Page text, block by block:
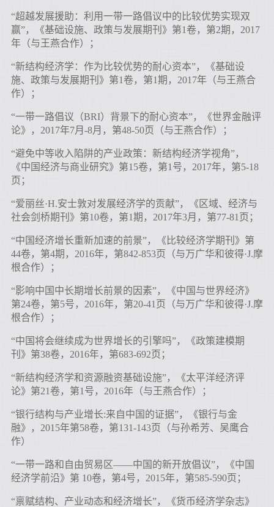
“超越发展援助：利用一带一路倡议中的比较优势实现双
赢”，《基础设施、政策与发展期刊》第1卷，第2期，2017
年（与王燕合作）；
“新结构经济学：作为比较优势的耐心资本”，《基础设
施、政策与发展期刊》第1卷，第1期，2017年（与王燕合
作）；
“一带一路倡议（BRI）背景下的耐心资本”，《世界金融评
论》，2017年7月-8月，第48-50页（与王燕合作）；
“避免中等收入陷阱的产业政策：新结构经济学视角”，
《中国经济与商业研究》第15卷，第1号，2017年，第5-18
页；
“爱丽丝·H.安士敦对发展经济学的贡献”，《区域、经济与
社会剑桥期刊》第10卷，第1期，2017年3月，第77-81页；
“中国经济增长重新加速的前景”，《比较经济学期刊》第
44卷，第4期，2016年，第842-853页（与万广华和彼得·J.摩
根合作）；
“影响中国中长期增长前景的因素”，《中国与世界经济》
第24卷，第5号，2016年，第20-41页（与万广华和彼得·J.摩
根合作）；
“中国将会继续成为世界增长的引擎吗”，《政策建模期
刊》第38卷，2016年，第683-692页；
“新结构经济学和资源融资基础设施”，《太平洋经济评
论》第21卷，第1号，2016年（与王燕合作）；
“银行结构与产业增长:来自中国的证据”，《银行与金
融》，2015年第58卷，第131-143页（与孙希芳、吴鹰合
作）
“一带一路和自由贸易区——中国的新开放倡议”，《中国
经济学前沿》第 10卷，第4号，2015年，第585-590页；
“禀赋结构、产业动态和经济增长”，《货币经济学杂志》